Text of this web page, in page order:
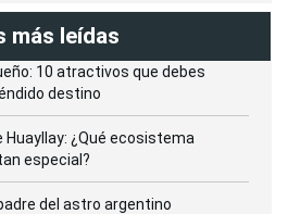
más leídas
10 atractivos que debes
destino
Huayllay: ¿Qué ecosistema
especial?
del astro argentino